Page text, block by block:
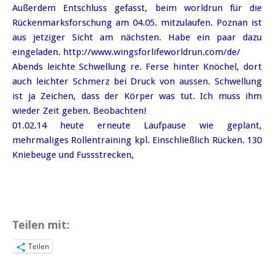
Außerdem Entschluss gefasst, beim worldrun für die
Rückenmarksforschung am 04.05. mitzulaufen. Poznan ist
aus jetziger Sicht am nächsten. Habe ein paar dazu
eingeladen. http://www.wingsforlifeworldrun.com/de/
Abends leichte Schwellung re. Ferse hinter Knöchel, dort
auch leichter Schmerz bei Druck von aussen. Schwellung
ist ja Zeichen, dass der Körper was tut. Ich muss ihm
wieder Zeit geben. Beobachten!
01.02.14 heute erneute Laufpause wie geplant,
mehrmaliges Rollentraining kpl. Einschließlich Rücken. 130
Kniebeuge und Fussstrecken,
Teilen mit:
Teilen